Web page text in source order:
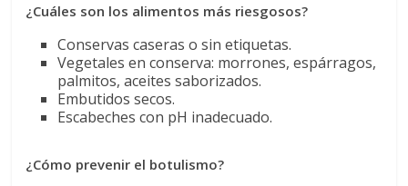
¿Cuáles son los alimentos más riesgosos?
Conservas caseras o sin etiquetas.
Vegetales en conserva: morrones, espárragos,
palmitos, aceites saborizados.
Embutidos secos.
Escabeches con pH inadecuado.
¿Cómo prevenir el botulismo?